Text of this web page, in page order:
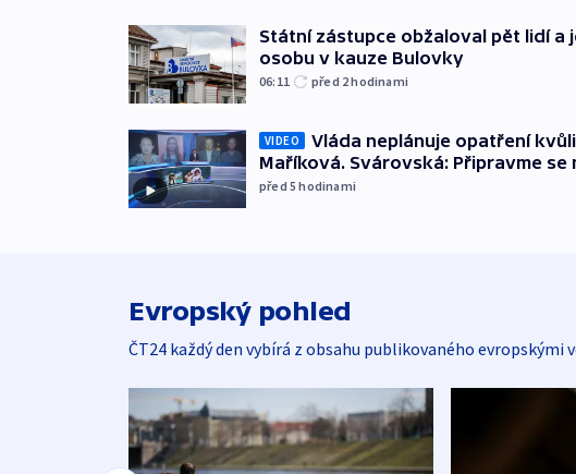
Státní zástupce obžaloval pět lidí a
osobu v kauze Bulovky
06:11 před 2hodinami
VIDEO
Vláda neplánuje opatření
Maříková. Svárovská: Připravme se
před 5hodinami
Evropský pohled
ČT24 každý den vybírá z obsahu publikovaného evropskými